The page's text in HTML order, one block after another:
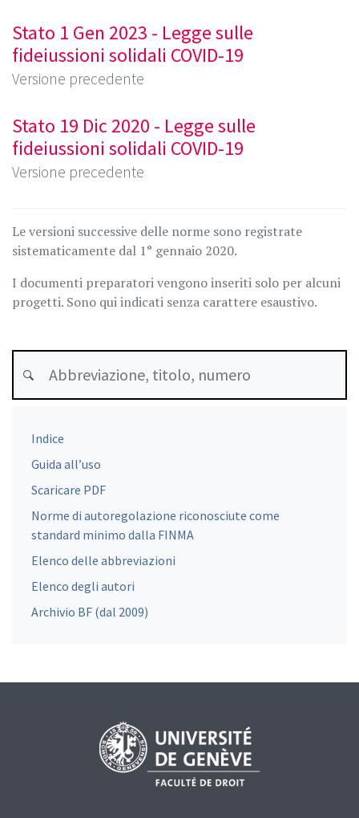
Stato 1 Gen 2023 - Legge sulle
fideiussioni solidali COVID-19
Versione precedente
Stato 19 Dic 2020 - Legge sulle
fideiussioni solidali COVID-19
Versione precedente
Le versioni successive delle norme sono registrate
sistematicamente dal 1° gennaio 2020.
I documenti preparatori vengono inseriti solo per alcuni
progetti. Sono qui indicati senza carattere esaustivo.
Indice
Guida all’uso
Scaricare PDF
Norme di autoregolazione riconosciute come
standard minimo dalla FINMA
Elenco delle abbreviazioni
Elenco degli autori
Archivio BF (dal 2009)